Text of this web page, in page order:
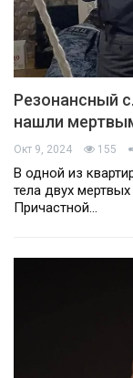
Резонансный
нашли
Окт 9, 2024 155
В одной из
тела двух
Причастной…